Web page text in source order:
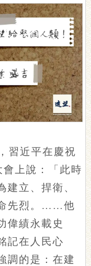
習近平在慶祝
上說：「此時
立、捍衛、
先烈。……他
偉績永載史
記在人民心
調的是：在建